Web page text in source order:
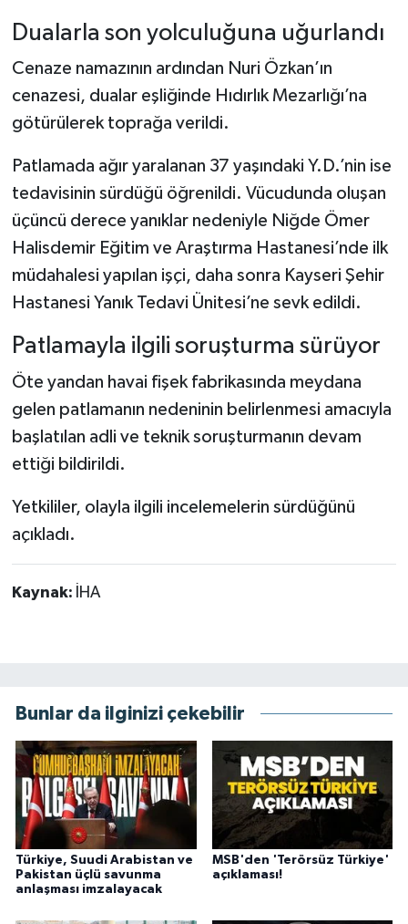
Dualarla son yolculuğuna uğurlandı
Cenaze namazının ardından Nuri Özkan’ın
cenazesi, dualar eşliğinde Hıdırlık Mezarlığı’na
götürülerek toprağa verildi.
Patlamada ağır yaralanan 37 yaşındaki Y.D.’nin ise
tedavisinin sürdüğü öğrenildi. Vücudunda oluşan
üçüncü derece yanıklar nedeniyle Niğde Ömer
Halisdemir Eğitim ve Araştırma Hastanesi’nde ilk
müdahalesi yapılan işçi, daha sonra Kayseri Şehir
Hastanesi Yanık Tedavi Ünitesi’ne sevk edildi.
Patlamayla ilgili soruşturma sürüyor
Öte yandan havai fişek fabrikasında meydana
gelen patlamanın nedeninin belirlenmesi amacıyla
başlatılan adli ve teknik soruşturmanın devam
ettiği bildirildi.
Yetkililer, olayla ilgili incelemelerin sürdüğünü
açıkladı.
Kaynak: İHA
Bunlar da ilginizi çekebilir
Türkiye, Suudi Arabistan ve
Pakistan üçlü savunma
anlaşması imzalayacak
MSB'den 'Terörsüz Türkiye'
açıklaması!